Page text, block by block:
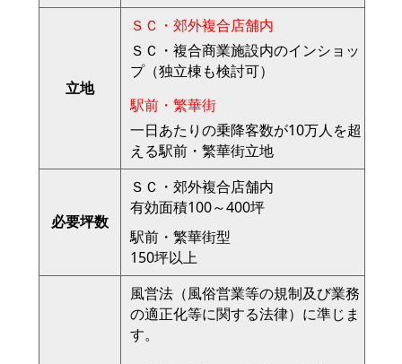
立地
ＳＣ・郊外複合店舗内
ＳＣ・複合商業施設内のインショッ
プ（独立棟も検討可）
駅前・繁華街
一日あたりの乗降客数が10万人を超
える駅前・繁華街立地
必要坪数
ＳＣ・郊外複合店舗内
有効面積100～400坪
駅前・繁華街型
150坪以上
風営法（風俗営業等の規制及び業務
の適正化等に関する法律）に準じま
す。